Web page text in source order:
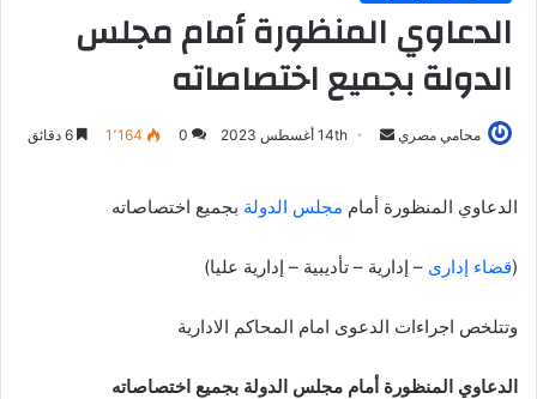
الدعاوي المنظورة أمام مجلس
الدولة بجميع اختصاصاته
محامي مصري
أرسل 14th أغسطس 2023 0 1٬164
الدعاوي المنظورة أمام مجلس الدولة بجميع اختصاصاته
(قضاء إدارى – إدارية – تأديبية – إدارية عليا)
وتتلخص اجراءات الدعوى امام المحاكم الادارية
الدعاوي المنظورة أمام مجلس الدولة بجميع اختصاصاته